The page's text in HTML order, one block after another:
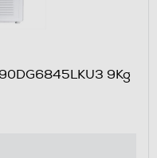
9Kg